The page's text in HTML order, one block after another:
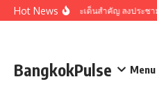
Skip to content
Hot Newsรวมประเด็นสำคัญ ลงประช
BangkokPulse Menu